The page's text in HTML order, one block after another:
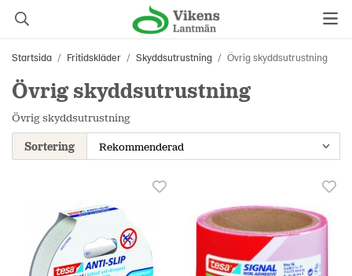
Startsida / Fritidskläder / Skyddsutrustning / Övrig skyddsutrustning
Övrig skyddsutrustning
Övrig skyddsutrustning
Sortering